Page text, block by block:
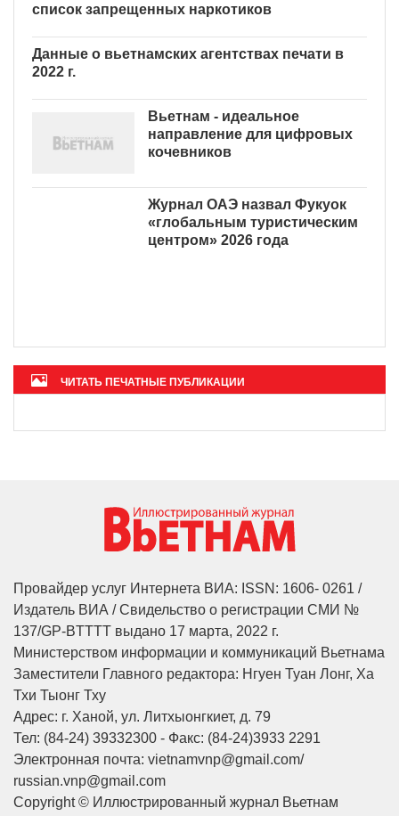
список запрещенных наркотиков
Данные о вьетнамских агентствах печати в
2022 г.
Вьетнам - идеальное
направление для цифровых
кочевников
Журнал ОАЭ назвал Фукуок
«глобальным туристическим
центром» 2026 года
ЧИТАТЬ ПЕЧАТНЫЕ ПУБЛИКАЦИИ
Провайдер услуг Интернета ВИА: ISSN: 1606- 0261 /
Издатель ВИА / Свидельство о регистрации СМИ №
137/GP-BTTTT выдано 17 марта, 2022 г.
Министерством информации и коммуникаций Вьетнама
Заместители Главного редактора: Нгуен Туан Лонг, Ха
Тхи Тыонг Тху
Адрес: г. Ханой, ул. Литхыонгкиет, д. 79
Тел: (84-24) 39332300 - Факс: (84-24)3933 2291
Электронная почта: vietnamvnp@gmail.com/
russian.vnp@gmail.com
Copyright © Иллюстрированный журнал Вьетнам